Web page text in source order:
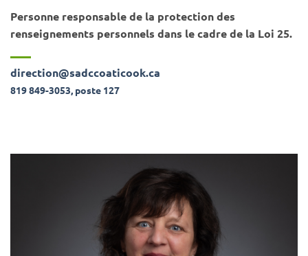
Personne responsable de la protection des
renseignements personnels dans le cadre de la Loi 25.
direction@sadccoaticook.ca
819 849-3053, poste 127